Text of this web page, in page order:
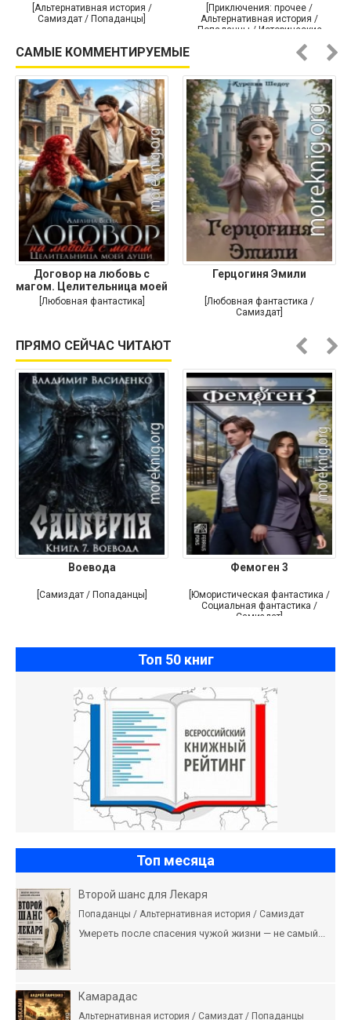
[Альтернативная история /
Самиздат / Попаданцы]
[Приключения: прочее /
Альтернативная история /
Попаданцы / Исторические
САМЫЕ КОММЕНТИРУЕМЫЕ
Договор на любовь с
магом. Целительница моей
души
[Любовная фантастика]
Герцогиня Эмили
[Любовная фантастика /
Самиздат]
ПРЯМО СЕЙЧАС ЧИТАЮТ
Воевода
[Самиздат / Попаданцы]
Фемоген 3
[Юмористическая фантастика /
Социальная фантастика /
Самиздат]
Топ 50 книг
Топ месяца
Второй шанс для Лекаря
Попаданцы / Альтернативная история / Самиздат
Умереть после спасения чужой жизни — не самый...
Камарадас
Альтернативная история / Самиздат / Попаданцы